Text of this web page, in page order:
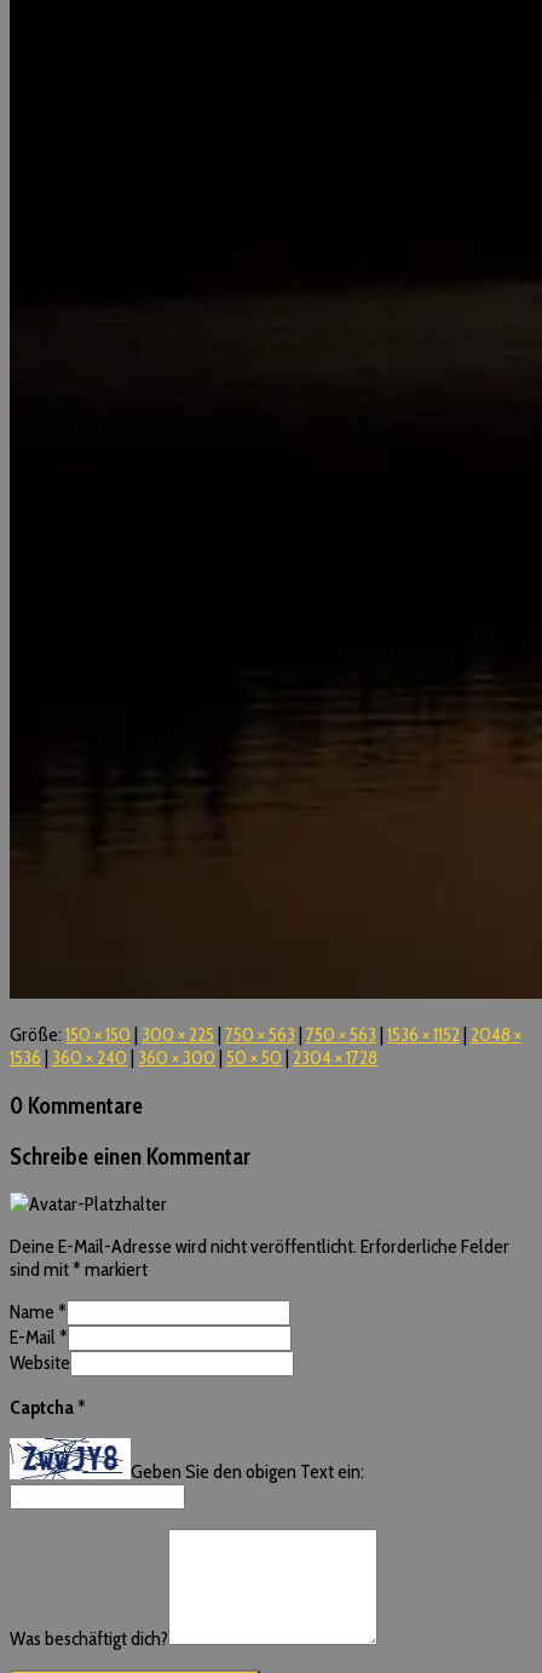
Größe: 150 × 150 | 300 × 225 | 750 × 563 | 750 × 563 | 1536 × 1152 | 2048 ×
1536 | 360 × 240 | 360 × 300 | 50 × 50 | 2304 × 1728
0 Kommentare
Schreibe einen Kommentar
Deine E-Mail-Adresse wird nicht veröffentlicht. Erforderliche Felder
sind mit* markiert
Name *
E-Mail *
Website
Captcha*
Geben Sie den obigen Text ein:
Was beschäftigt dich?